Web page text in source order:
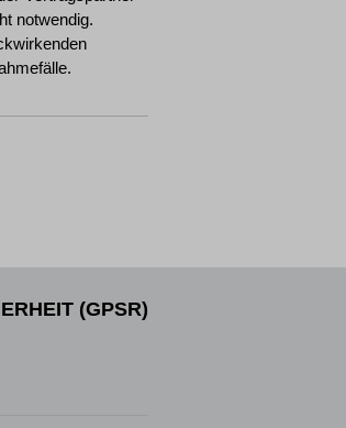
notwendig.
(GPSR)